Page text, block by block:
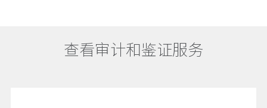
查看审计和鉴证服务